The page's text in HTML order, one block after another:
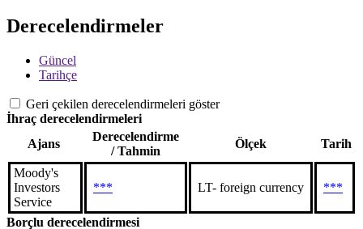
Derecelendirmeler
Güncel
Tarihçe
Geri çekilen derecelendirmeleri göster
İhraç derecelendirmeleri
Ajans
Derecelendirme
/ Tahmin
Ölçek Tarih
Moody's
Investors
Service
*** LT- foreign currency ***
Borçlu derecelendirmesi